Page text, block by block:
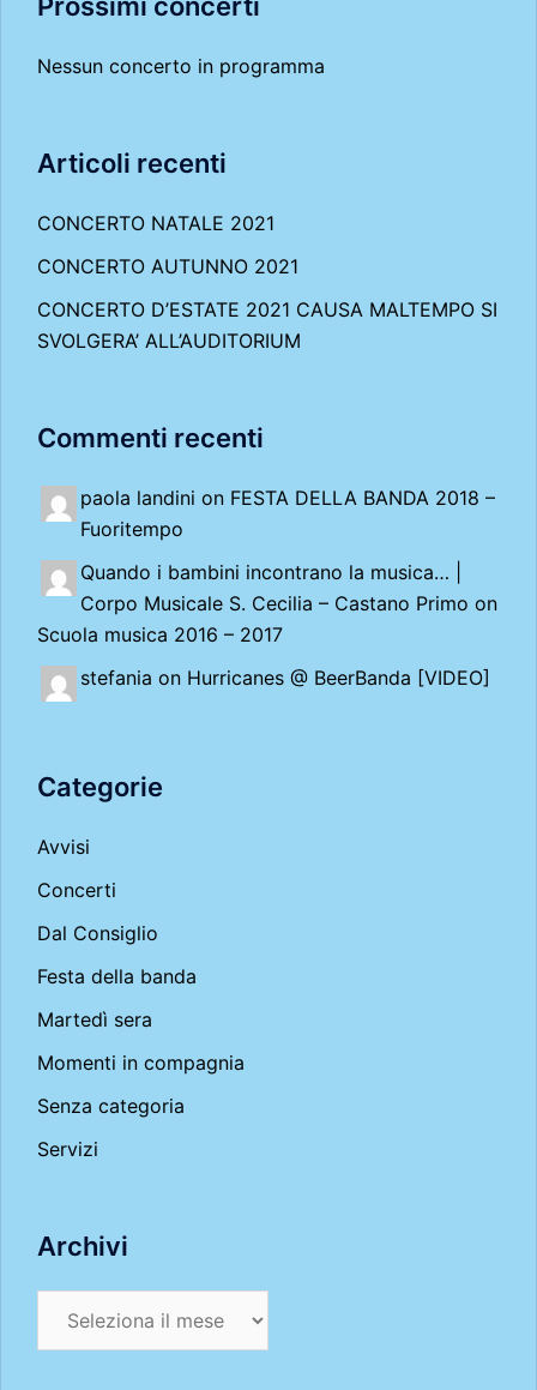
Nessun concerto in programma
Articoli recenti
CONCERTO NATALE 2021
CONCERTO AUTUNNO 2021
CONCERTO D’ESTATE 2021 CAUSA MALTEMPO SI
SVOLGERA’ ALL’AUDITORIUM
Commenti recenti
paola landini on FESTA DELLA BANDA 2018 –
Fuoritempo
Quando i bambini incontrano la musica… |
Corpo Musicale S. Cecilia – Castano Primo on
Scuola musica 2016 – 2017
stefania on Hurricanes @ BeerBanda [VIDEO]
Categorie
Avvisi
Concerti
Dal Consiglio
Festa della banda
Martedì sera
Momenti in compagnia
Senza categoria
Servizi
Archivi